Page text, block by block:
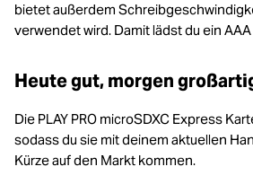
bietet außerdem
verwendet wird. Damit lädst du ein
Heute gut, morgen
Die PLAY PRO microSDXC Express
sodass du sie mit deinem aktuellen
Kürze auf den Markt kommen.